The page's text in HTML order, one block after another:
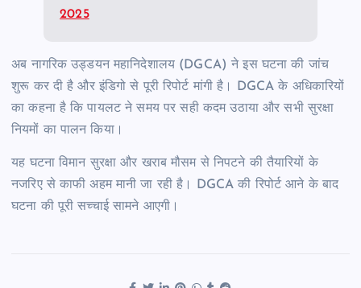
2025
अब नागरिक उड्डयन महानिदेशालय (DGCA) ने इस घटना की जांच
शुरू कर दी है और इंडिगो से पूरी रिपोर्ट मांगी है। DGCA के अधिकारियों
का कहना है कि पायलट ने समय पर सही कदम उठाया और सभी सुरक्षा
नियमों का पालन किया।
यह घटना विमान सुरक्षा और खराब मौसम से निपटने की तैयारियों के
नजरिए से काफी अहम मानी जा रही है। DGCA की रिपोर्ट आने के बाद
घटना की पूरी सच्चाई सामने आएगी।